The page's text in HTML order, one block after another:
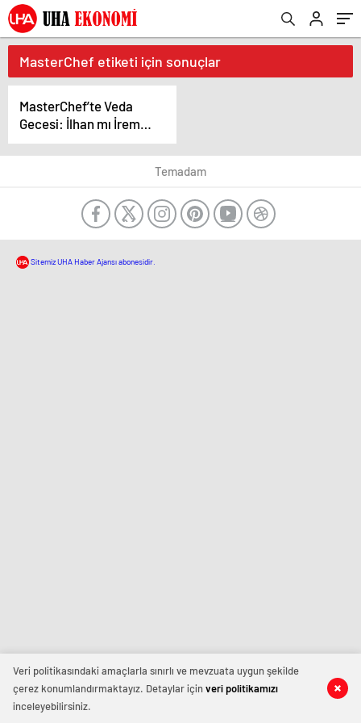
MasterChef etiketi için sonuçlar
MasterChef’te Veda
Gecesi: İlhan mı İrem
mi Elendi? İşte
Detaylar
Temadam
Veri politikasındaki amaçlarla sınırlı ve mevzuata uygun şekilde
çerez konumlandırmaktayız. Detaylar içinveri politikamızı
inceleyebilirsiniz.
Sitemiz UHA Haber Ajansı abonesidir.